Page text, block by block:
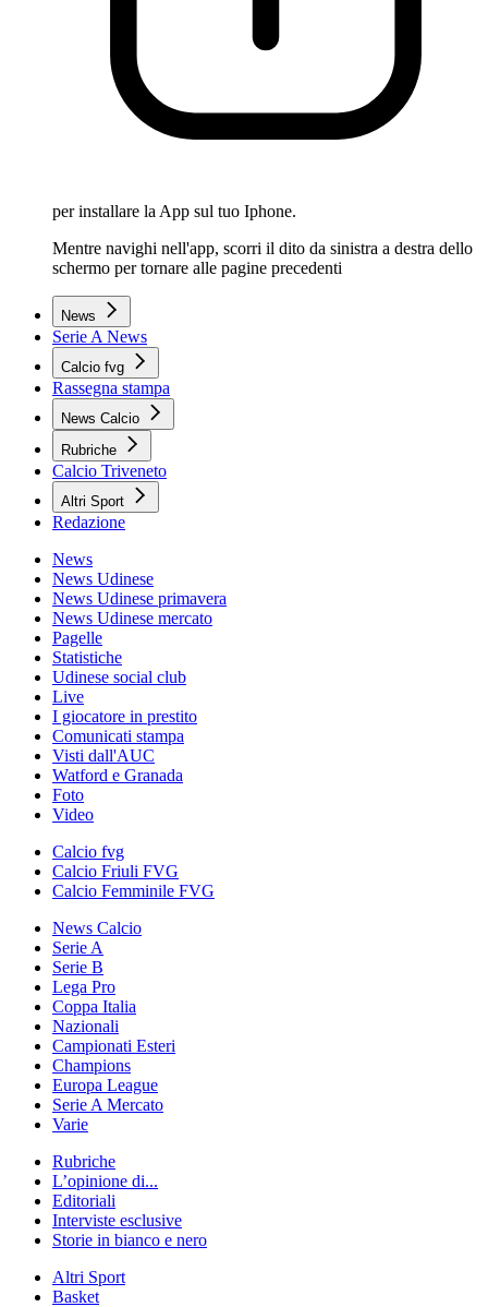
per installare la App sul tuo Iphone.
Mentre navighi nell'app, scorri il dito da sinistra a destra dello
schermo per tornare alle pagine precedenti
News
Serie A News
Calcio fvg
Rassegna stampa
News Calcio
Rubriche
Calcio Triveneto
Altri Sport
Redazione
News
News Udinese
News Udinese primavera
News Udinese mercato
Pagelle
Statistiche
Udinese social club
Live
I giocatore in prestito
Comunicati stampa
Visti dall'AUC
Watford e Granada
Foto
Video
Calcio fvg
Calcio Friuli FVG
Calcio Femminile FVG
News Calcio
Serie A
Serie B
Lega Pro
Coppa Italia
Nazionali
Campionati Esteri
Champions
Europa League
Serie A Mercato
Varie
Rubriche
L’opinione di...
Editoriali
Interviste esclusive
Storie in bianco e nero
Altri Sport
Basket